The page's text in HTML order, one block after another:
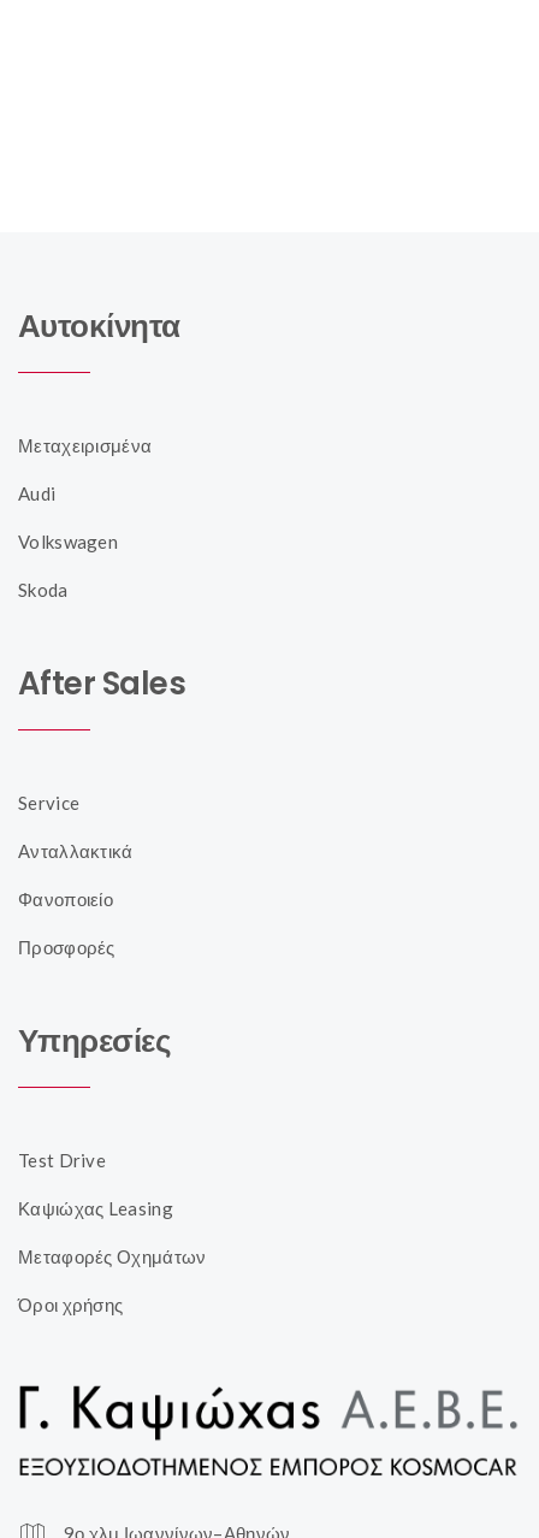
Αυτοκίνητα
Μεταχειρισμένα
Audi
Volkswagen
Skoda
After Sales
Service
Ανταλλακτικά
Φανοποιείο
Προσφορές
Υπηρεσίες
Test Drive
Καψιώχας Leasing
Μεταφορές Οχημάτων
Όροι χρήσης
9ο χλμ Ιωαννίνων–Αθηνών,